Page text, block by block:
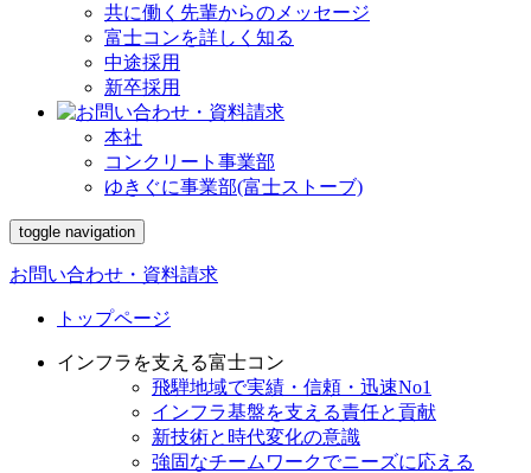
共に働く先輩からのメッセージ
富士コンを詳しく知る
中途採用
新卒採用
本社
コンクリート事業部
ゆきぐに事業部(富士ストーブ)
toggle navigation
お問い合わせ・資料請求
トップページ
インフラを支える富士コン
飛騨地域で実績・信頼・迅速No1
インフラ基盤を支える責任と貢献
新技術と時代変化の意識
強固なチームワークでニーズに応える